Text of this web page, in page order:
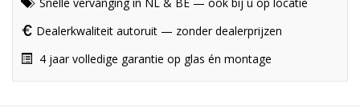
Snelle vervanging in NL & BE — ook bij u op locatie
Dealerkwaliteit autoruit — zonder dealerprijzen
4 jaar volledige garantie op glas én montage